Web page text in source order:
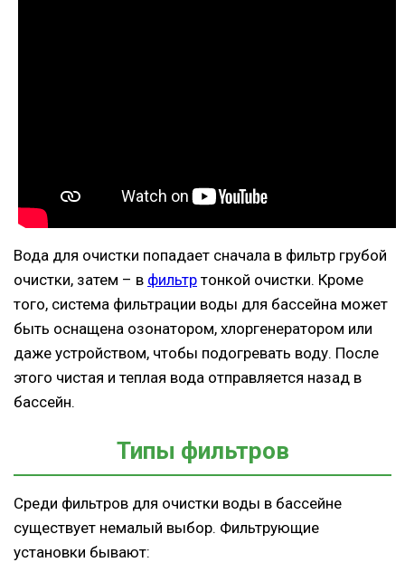
Вода для очистки попадает сначала в фильтр грубой
очистки, затем – в фильтр тонкой очистки. Кроме
того, система фильтрации воды для бассейна может
быть оснащена озонатором, хлоргенератором или
даже устройством, чтобы подогревать воду. После
этого чистая и теплая вода отправляется назад в
бассейн.
Типы фильтров
Среди фильтров для очистки воды в бассейне
существует немалый выбор. Фильтрующие
установки бывают: